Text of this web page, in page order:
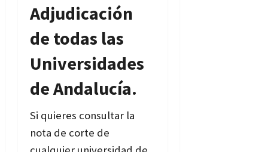
Adjudicación
de todas las
Universidades
de Andalucía.
Si quieres consultar la
nota de corte de